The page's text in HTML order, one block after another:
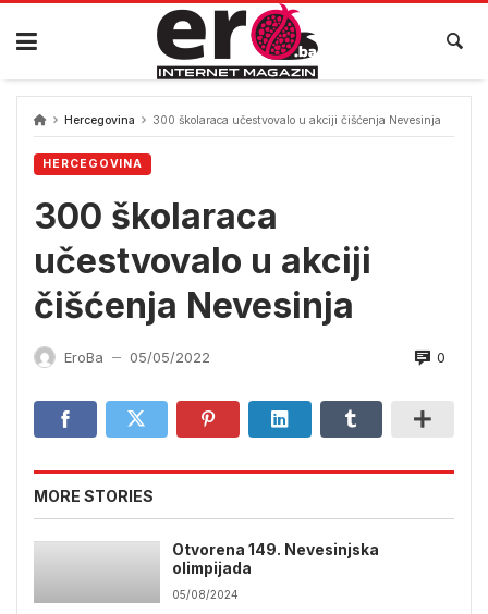
Skip
content
Hercegovina 300 školaraca učestvovalo u akciji čišćenja Nevesinja
HERCEGOVINA
300 školaraca
učestvovalo u akciji
čišćenja Nevesinja
EroBa — 05/05/2022 0
MORE STORIES
Otvorena 149. Nevesinjska
olimpijada
05/08/2024